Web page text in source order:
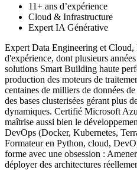
11+ ans d’expérience
Cloud & Infrastructure
Expert IA Générative
Expert Data Engineering et
d'expérience, dont plusieurs
solutions Smart Building haute
production des moteurs de
centaines de milliers de données
des bases clusterisées gérant plus
dynamiques. Certifié Microsoft
maîtrise aussi bien le
DevOps (Docker, Kubernetes,
Formateur en Python, cloud,
forme avec une obsession :
déployer des architectures